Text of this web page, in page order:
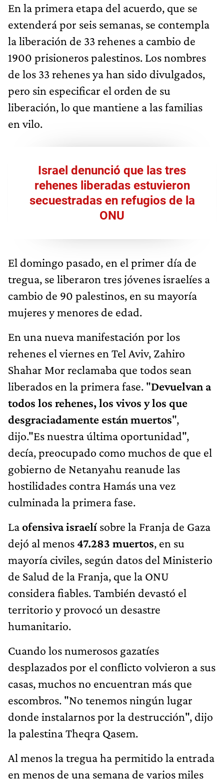
En la primera etapa del acuerdo, que se
extenderá por seis semanas, se contempla
la liberación de 33 rehenes a cambio de
1900 prisioneros palestinos. Los nombres
de los 33 rehenes ya han sido divulgados,
pero sin especificar el orden de su
liberación, lo que mantiene a las familias
en vilo.
Israel denunció que las tres
rehenes liberadas estuvieron
secuestradas en refugios de la
ONU
El domingo pasado, en el primer día de
tregua, se liberaron tres jóvenes israelíes a
cambio de 90 palestinos, en su mayoría
mujeres y menores de edad.
En una nueva manifestación por los
rehenes el viernes en Tel Aviv, Zahiro
Shahar Mor reclamaba que todos sean
liberados en la primera fase. "Devuelvan a
todos los rehenes, los vivos y los que
desgraciadamente están muertos",
dijo."Es nuestra última oportunidad",
decía, preocupado como muchos de que el
gobierno de Netanyahu reanude las
hostilidades contra Hamás una vez
culminada la primera fase.
Laofensiva israelísobre la Franja de Gaza
dejó al menos47.283 muertos, en su
mayoría civiles, según datos del Ministerio
de Salud de la Franja, que la ONU
considera fiables. También devastó el
territorio y provocó un desastre
humanitario.
Cuando los numerosos gazatíes
desplazados por el conflicto volvieron a sus
casas, muchos no encuentran más que
escombros. "No tenemos ningún lugar
donde instalarnos por la destrucción", dijo
la palestina Theqra Qasem.
Al menos la tregua ha permitido la entrada
en menos de una semana de varios miles